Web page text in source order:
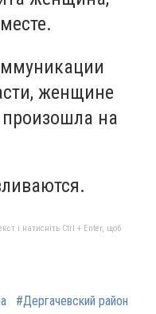
женщине
на
і натисніть Ctrl + Enter, щоб
#Дергачевский район